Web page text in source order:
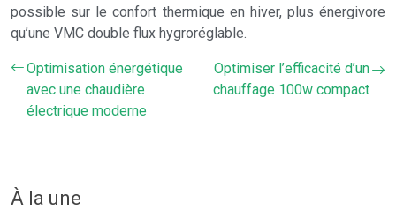
possible sur le confort thermique en hiver, plus énergivore
qu’une VMC double flux hygroréglable.
Optimisation énergétique
avec une chaudière
électrique moderne
Optimiser l’efficacité d’un
chauffage 100w compact
À la une